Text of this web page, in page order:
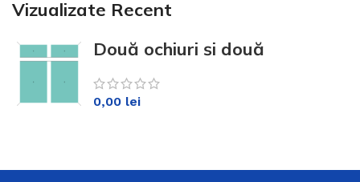
Vizualizate Recent
Două ochiuri și două
luminatoare sus Alb KM70
0,00 lei